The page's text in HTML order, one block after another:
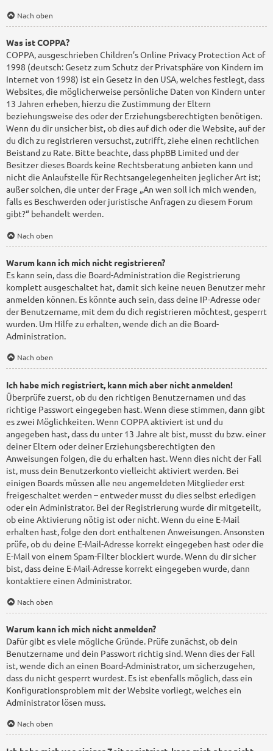
Nach oben
Was ist COPPA?
COPPA, ausgeschrieben Children’s Online Privacy Protection Act of
1998 (deutsch: Gesetz zum Schutz der Privatsphäre von Kindern im
Internet von 1998) ist ein Gesetz in den USA, welches festlegt, dass
Websites, die möglicherweise persönliche Daten von Kindern unter
13 Jahren erheben, hierzu die Zustimmung der Eltern
beziehungsweise des oder der Erziehungsberechtigten benötigen.
Wenn du dir unsicher bist, ob dies auf dich oder die Website, auf der
du dich zu registrieren versuchst, zutrifft, ziehe einen rechtlichen
Beistand zu Rate. Bitte beachte, dass phpBB Limited und der
Besitzer dieses Boards keine Rechtsberatung anbieten kann und
nicht die Anlaufstelle für Rechtsangelegenheiten jeglicher Art ist;
außer solchen, die unter der Frage „An wen soll ich mich wenden,
falls es Beschwerden oder juristische Anfragen zu diesem Forum
gibt?“ behandelt werden.
Nach oben
Warum kann ich mich nicht registrieren?
Es kann sein, dass die Board-Administration die Registrierung
komplett ausgeschaltet hat, damit sich keine neuen Benutzer mehr
anmelden können. Es könnte auch sein, dass deine IP-Adresse oder
der Benutzername, mit dem du dich registrieren möchtest, gesperrt
wurden. Um Hilfe zu erhalten, wende dich an die Board-
Administration.
Nach oben
Ich habe mich registriert, kann mich aber nicht anmelden!
Überprüfe zuerst, ob du den richtigen Benutzernamen und das
richtige Passwort eingegeben hast. Wenn diese stimmen, dann gibt
es zwei Möglichkeiten. Wenn COPPAaktiviert ist und du
angegeben hast, dass du unter 13 Jahre alt bist, musst du bzw. einer
deiner Eltern oder deiner Erziehungsberechtigten den
Anweisungen folgen, die du erhalten hast. Wenn dies nicht der Fall
ist, muss dein Benutzerkonto vielleicht aktiviert werden. Bei
einigen Boards müssen alle neu angemeldeten Mitglieder erst
freigeschaltet werden – entweder musst du dies selbst erledigen
oder ein Administrator. Bei der Registrierung wurde dir mitgeteilt,
ob eine Aktivierung nötig ist oder nicht. Wenn du eine E-Mail
erhalten hast, folge den dort enthaltenen Anweisungen. Ansonsten
prüfe, ob du deine E-Mail-Adresse korrekt eingegeben hast oder die
E-Mail von einem Spam-Filter blockiert wurde. Wenn du dir sicher
bist, dass deine E-Mail-Adresse korrekt eingegeben wurde, dann
kontaktiere einen Administrator.
Nach oben
Warum kann ich mich nicht anmelden?
Dafür gibt es viele mögliche Gründe. Prüfe zunächst, ob dein
Benutzername und dein Passwort richtig sind. Wenn dies der Fall
ist, wende dich an einen Board-Administrator, um sicherzugehen,
dass du nicht gesperrt wurdest. Es ist ebenfalls möglich, dass ein
Konfigurationsproblem mit der Website vorliegt, welches ein
Administrator lösen muss.
Nach oben